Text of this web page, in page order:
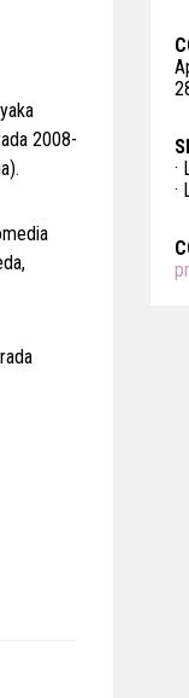
2008-
·
·